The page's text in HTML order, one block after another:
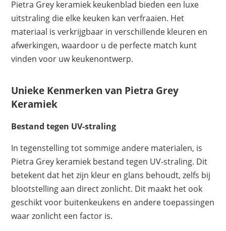
Pietra Grey keramiek keukenblad bieden een luxe
uitstraling die elke keuken kan verfraaien. Het
materiaal is verkrijgbaar in verschillende kleuren en
afwerkingen, waardoor u de perfecte match kunt
vinden voor uw keukenontwerp.
Unieke Kenmerken van Pietra Grey
Keramiek
Bestand tegen UV-straling
In tegenstelling tot sommige andere materialen, is
Pietra Grey keramiek bestand tegen UV-straling. Dit
betekent dat het zijn kleur en glans behoudt, zelfs bij
blootstelling aan direct zonlicht. Dit maakt het ook
geschikt voor buitenkeukens en andere toepassingen
waar zonlicht een factor is.